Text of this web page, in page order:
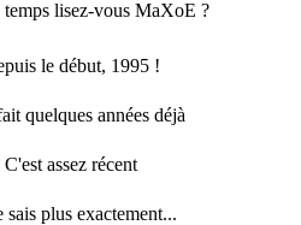
lisez-vous MaXoE ?
le début, 1995 !
quelques années déjà
C'est assez récent
sais plus exactement...